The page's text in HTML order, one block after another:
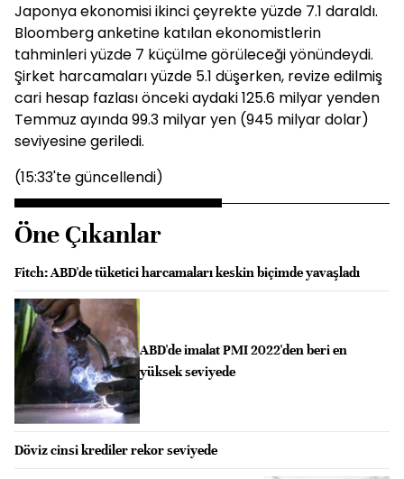
Japonya ekonomisi ikinci çeyrekte yüzde 7.1 daraldı.
Bloomberg anketine katılan ekonomistlerin
tahminleri yüzde 7 küçülme görüleceği yönündeydi.
Şirket harcamaları yüzde 5.1 düşerken, revize edilmiş
cari hesap fazlası önceki aydaki 125.6 milyar yenden
Temmuz ayında 99.3 milyar yen (945 milyar dolar)
seviyesine geriledi.
(15:33'te güncellendi)
Öne Çıkanlar
Fitch: ABD'de tüketici harcamaları keskin biçimde yavaşladı
ABD'de imalat PMI 2022'den beri en
yüksek seviyede
Döviz cinsi krediler rekor seviyede